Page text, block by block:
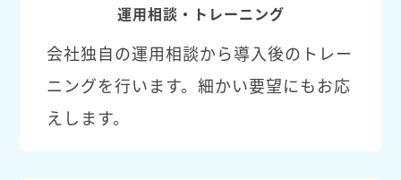
運用相談・トレーニング
会社独自の運用相談から導入後のトレー
ニングを行います。細かい要望にもお応
えします。